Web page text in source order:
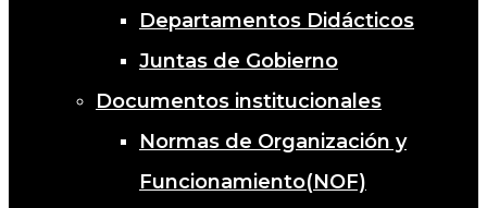
Departamentos Didácticos
Juntas de Gobierno
Documentos institucionales
Normas de Organización y
Funcionamiento(NOF)